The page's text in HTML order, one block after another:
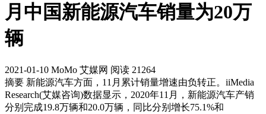
月中国新能源汽车销量为20万
辆
2021-01-10 MoMo 艾媒网 阅读 21264
摘要 新能源汽车方面，11月累计销量增速由负转正。iiMedia
Research(艾媒咨询)数据显示，2020年11月，新能源汽车产销
分别完成19.8万辆和20.0万辆，同比分别增长75.1%和